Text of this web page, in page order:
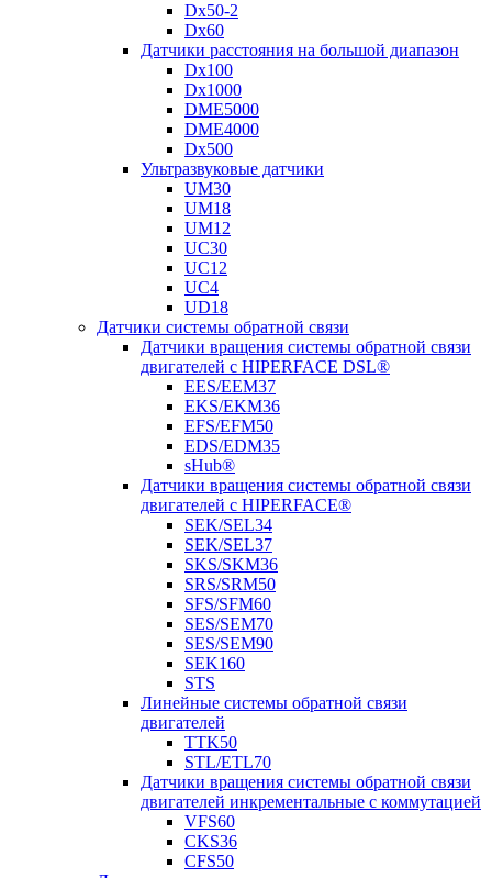
Dx50-2
Dx60
Датчики расстояния на большой диапазон
Dx100
Dx1000
DME5000
DME4000
Dx500
Ультразвуковые датчики
UM30
UM18
UM12
UC30
UC12
UC4
UD18
Датчики системы обратной связи
Датчики вращения системы обратной связи
двигателей с HIPERFACE DSL®
EES/EEM37
EKS/EKM36
EFS/EFM50
EDS/EDM35
sHub®
Датчики вращения системы обратной связи
двигателей с HIPERFACE®
SEK/SEL34
SEK/SEL37
SKS/SKM36
SRS/SRM50
SFS/SFM60
SES/SEM70
SES/SEM90
SEK160
STS
Линейные системы обратной связи
двигателей
TTK50
STL/ETL70
Датчики вращения системы обратной связи
двигателей инкрементальные с коммутацией
VFS60
CKS36
CFS50